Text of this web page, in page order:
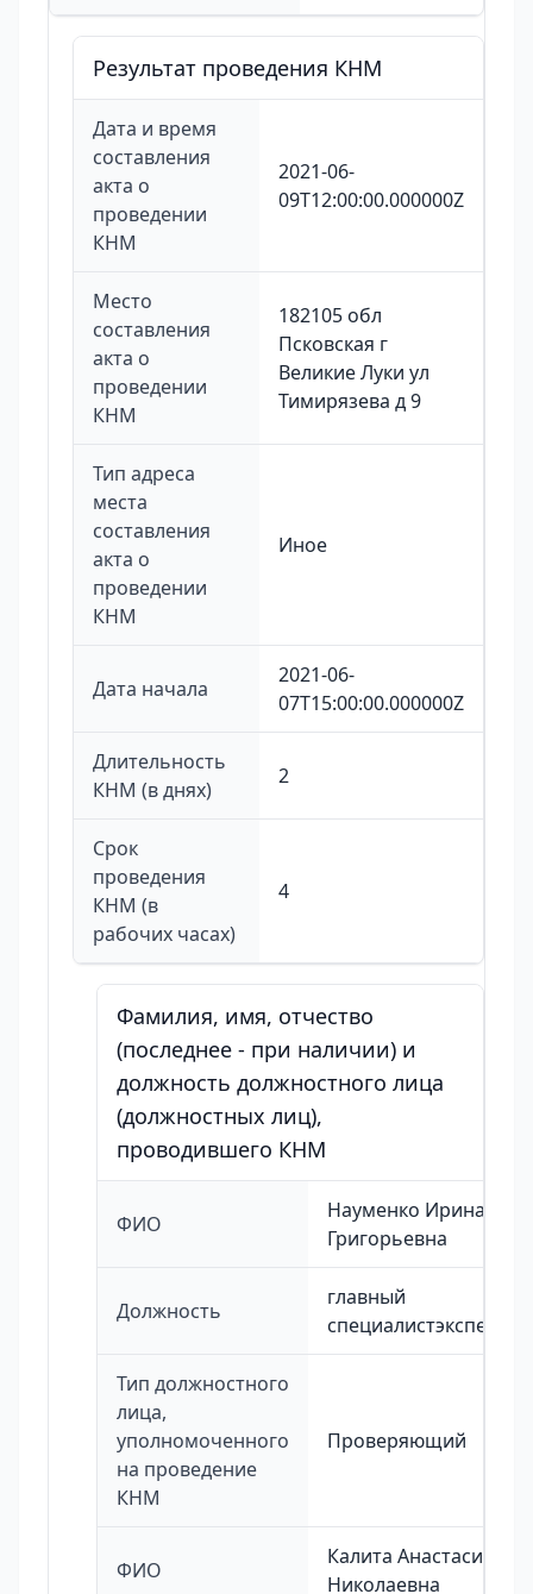
Результат проведения КНМ
Дата и время
составления
акта о
проведении
КНМ
2021-06-
09T12:00:00.000000Z
Место
составления
акта о
проведении
КНМ
182105 обл
Псковская г
Великие Луки ул
Тимирязева д 9
Тип адреса
места
составления
акта о
проведении
КНМ
Иное
Дата начала
2021-06-
07T15:00:00.000000Z
Длительность
КНМ (в днях)
2
Срок
проведения
КНМ (в
рабочих часах)
4
Фамилия, имя, отчество
(последнее - при наличии) и
должность должностного лица
(должностных лиц),
проводившего КНМ
ФИО
Науменко Ирина
Григорьевна
Должность
главный
специалистэксперт
Тип должностного
лица,
уполномоченного
на проведение
КНМ
Проверяющий
ФИО
Калита Анастасия
Николаевна